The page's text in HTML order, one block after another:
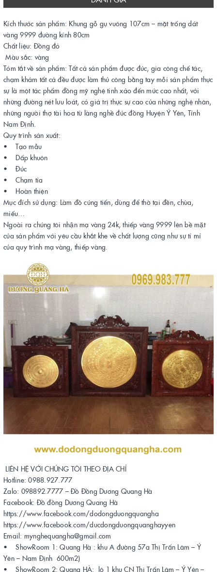
Kích thước sản phẩm: Khung gỗ gụ vuông 107cm – mặt trống dát
vàng 9999 đường kính 80cm
Chất liệu: Đồng đỏ
Màu sắc: vàng
Tóm tắt về sản phẩm: Tất cả sản phẩm được đúc, gia công chế tác,
chạm khảm tất cả đều được làm thủ công bằng tay mỗi sản phẩm thực
sự là một tác phẩm đồng mỹ nghệ tinh xảo đến mức cao nhất, với
những đường nét lưu loát, có giá trị thực sự cao của những nghệ nhân,
những người thợ tài hoa từ làng nghề đúc đồng Huyện Ý Yên, Tỉnh
Nam Định.
Quy trình sản xuất:
• Tạo mẫu
• Dấp khuôn
• Đúc
• Chạm tỉa
• Hoàn thiện
Mục đích sử dụng: Làm đồ cúng tiến, dùng để thờ tại đền, chùa,
miếu…
Ngoài ra chúng tôi nhận mạ vàng 24k, thiếp vàng 9999 lên bề mặt
của sản phẩm với yêu cầu khắt khe về chất lượng cũng như sự tỉ mỉ
của quy trình mạ vàng, thiếp vàng.
LIÊN HỆ VỚI CHÚNG TÔI THEO ĐỊA CHỈ
Hotline: 0988.927.777
Zalo: 098892.7777 – Đồ Đồng Dương Quang Hà
Facebook: Đồ đồng Dương Quang Hà
https://www.facebook.com/dodongduongquangha
https://www.facebook.com/ducdongduongquanghayyen
Email: mynghequangha@gmail.com
• ShowRoom 1: Quang Hà : khu A đường 57a Thị Trấn Lâm – Ý
Yên – Nam Định 600m2)
• ShowRoom 2: Quang HÀ: lô 1 khu CN Thị Trấn Lâm – Ý Yên –